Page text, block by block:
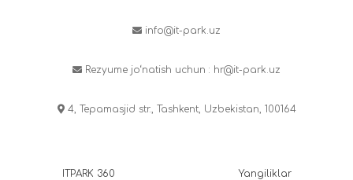
info@it-park.uz
Rezyume jo‘natish uchun : hr@it-park.uz
4, Tepamasjid str., Tashkent, Uzbekistan, 100164
ITPARK 360 Yangiliklar